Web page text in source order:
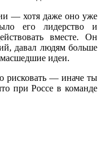
— хотя даже оно уже
его лидерство и
вместе. Он
давал людям больше
идеи.
рисковать — иначе ты
при Россе в команде